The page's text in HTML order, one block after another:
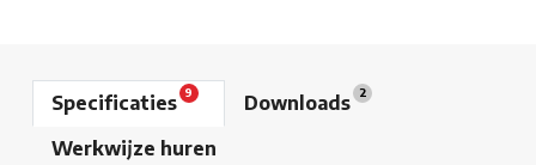
Specificaties 9 Downloads 2
Werkwijze huren